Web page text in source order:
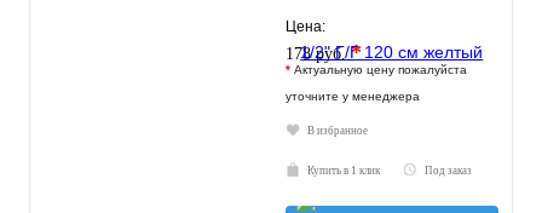
Цена:
178 руб.*
* Актуальную цену пожалуйста
уточните у менеджера
В избранное
Купить в 1 клик Под заказ